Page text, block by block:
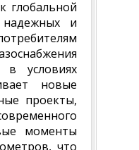
глобальной
надежных и
в условиях
новые
проекты,
моменты
что